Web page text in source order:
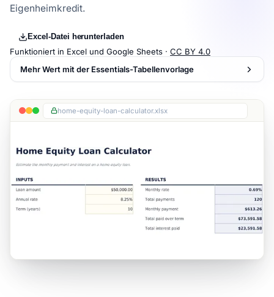
Eigenheimkredit.
Excel-Datei herunterladen
Funktioniert in Excel und Google Sheets · CC BY 4.0
Mehr Wert mit der Essentials-Tabellenvorlage
home-equity-loan-calculator.xlsx